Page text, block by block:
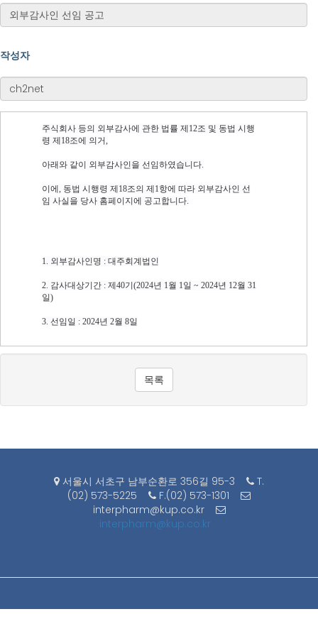
작성자
주식회사 등의 외부감사에 관한 법률 제12조 및 동법 시행
령 제18조에 의거,
아래와 같이 외부감사인을 선임하였습니다.
이에, 동법 시행령 제18조의 제1항에 따라 외부감사인 선
임 사실을 당사 홈페이지에 공고합니다.
1. 외부감사인명 : 대주회계법인
2. 감사대상기간 : 제40기(2024년 1월 1일 ~ 2024년 12월 31
일)
3. 선임일 : 2024년 2월 8일
목록
서울시 서초구 남부순환로 356길 95-3
T.
(02) 573-5225
F.(02) 573-1301
interpharm@kup.co.kr
interpharm@kup.co.kr